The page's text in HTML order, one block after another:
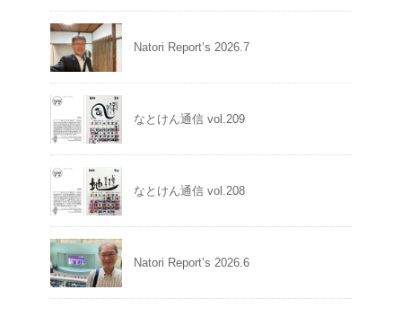
Natori Report’s 2026.7
なとけん通信 vol.209
なとけん通信 vol.208
Natori Report’s 2026.6